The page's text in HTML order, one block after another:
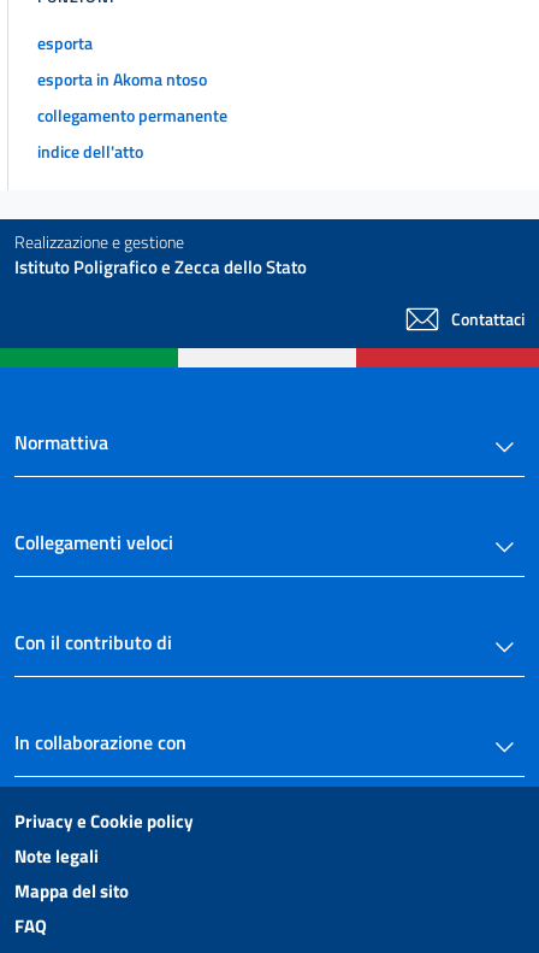
esporta
esporta in Akoma ntoso
collegamento permanente
indice dell'atto
Realizzazione e gestione
Istituto Poligrafico e Zecca dello Stato
Contattaci
Normattiva
Collegamenti veloci
Con il contributo di
In collaborazione con
Privacy e Cookie policy
Note legali
Mappa del sito
FAQ